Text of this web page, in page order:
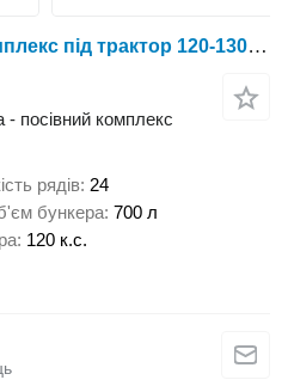
Agro-Masz Посівний комплекс під трактор 120-130 к.с. SN300
- посівний комплекс
рядів 24
бункера 700 л
120 к.с.